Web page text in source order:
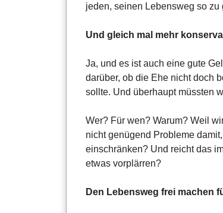
jeden, seinen Lebensweg so
Und gleich mal mehr
Ja, und es ist auch eine gute
darüber, ob die Ehe nicht doch
sollte. Und überhaupt müssten
Wer? Für wen? Warum? Weil
nicht genügend Probleme
einschränken? Und reicht das
etwas vorplärren?
Den Lebensweg frei machen